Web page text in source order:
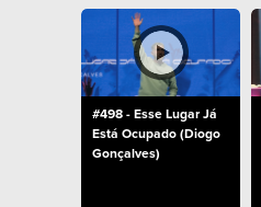
#498 - Esse Lugar Já
Está Ocupado (Diogo
Gonçalves)